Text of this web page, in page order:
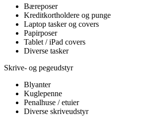
Bæreposer
Kreditkortholdere og punge
Laptop tasker og covers
Papirposer
Tablet / iPad covers
Diverse tasker
Skrive- og pegeudstyr
Blyanter
Kuglepenne
Penalhuse / etuier
Diverse skriveudstyr